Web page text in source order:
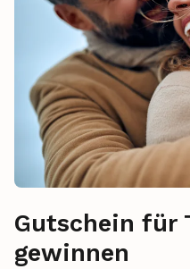
Gutschein für
gewinnen